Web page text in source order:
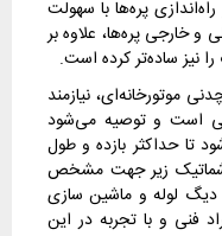
پره‌ها با سهولت
خارجی پره‌ها، علاوه بر
نیز ساده‌تر کرده است.
موتورخانه‌ای، نیازمند
است و توصیه می‌شود
تا حداکثر بازده و طول
شماتیک زیر جهت مشخص
لوله و ماشین سازی
فنی و با تجربه در این